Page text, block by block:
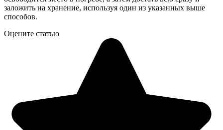
заложить на хранение, используя один из указанных выше
способов.
Оцените статью